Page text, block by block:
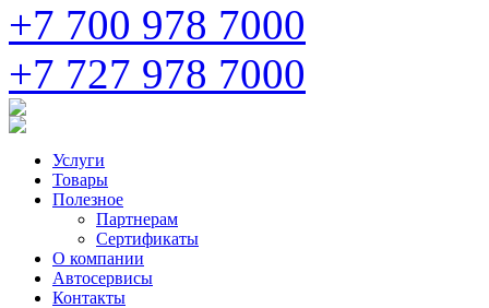
+7 700 978 7000
‭+7 727 978 7000‬
Услуги
Товары
Полезное
Партнерам
Сертификаты
О компании
Автосервисы
Контакты